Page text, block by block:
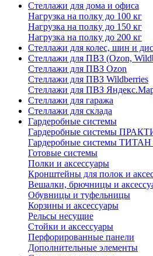
Стеллажи для дома и офиса
Нагрузка на полку до 100 кг
Нагрузка на полку до 150 кг
Нагрузка на полку до 200 кг
Стеллажи для колес, шин и
Стеллажи для ПВЗ (Ozon,
Стеллажи для ПВЗ Ozon
Стеллажи для ПВЗ Wildberries
Стеллажи для ПВЗ
Стеллажи для гаража
Стеллажи для склада
Гардеробные системы
Гардеробные системы
Гардеробные системы ТИТАН
Готовые системы
Полки и аксессуары
Кронштейны для полок и
Вешалки, брючницы и
Обувницы и туфельницы
Корзины и аксессуары
Рельсы несущие
Стойки и аксессуары
Перфорированные панели
Дополнительные элементы